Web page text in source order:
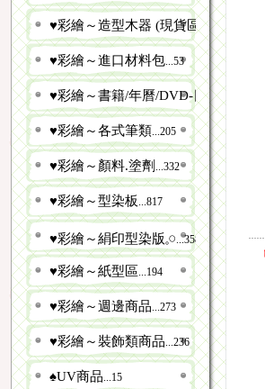
♥彩繪～造型木器 (現貨區)...39
♥彩繪～進口材料包...53
♥彩繪～書籍/年曆/DVD-日文...501
♥彩繪～各式筆類...205
♥彩繪～顏料.塗劑 ...332
♥彩繪～型染板 ...817
♥彩繪～絹印型染版𓈒𓏸 ...358
♥彩繪～紙型區...194
♥彩繪～週邊商品...273
♥彩繪～裝飾類商品...236
♠UV商品...15